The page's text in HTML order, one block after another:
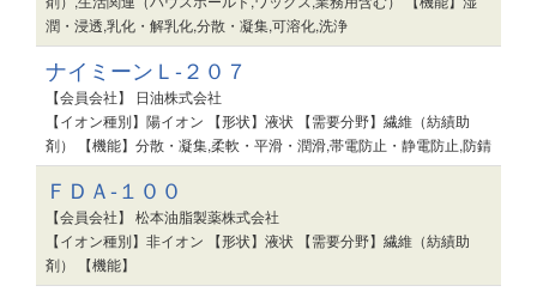
潤・浸透,乳化・解乳化,分散・凝集,可溶化,洗浄
ナイミーンＬ-２０７
【会員会社】 日油株式会社
【イオン種別】陽イオン 【形状】液状 【需要分野】繊維（紡績助
剤） 【機能】分散・凝集,柔軟・平滑・潤滑,帯電防止・静電防止,防錆
ＦＤＡ-１００
【会員会社】 松本油脂製薬株式会社
【イオン種別】非イオン 【形状】液状 【需要分野】繊維（紡績助
剤） 【機能】